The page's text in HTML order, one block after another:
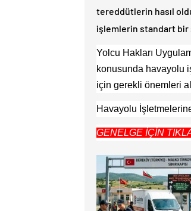
tereddütlerin hasıl
işlemlerin standart bir
Yolcu Hakları
konusunda havayolu
için gerekli önemleri
Havayolu
GENELGE İÇİN